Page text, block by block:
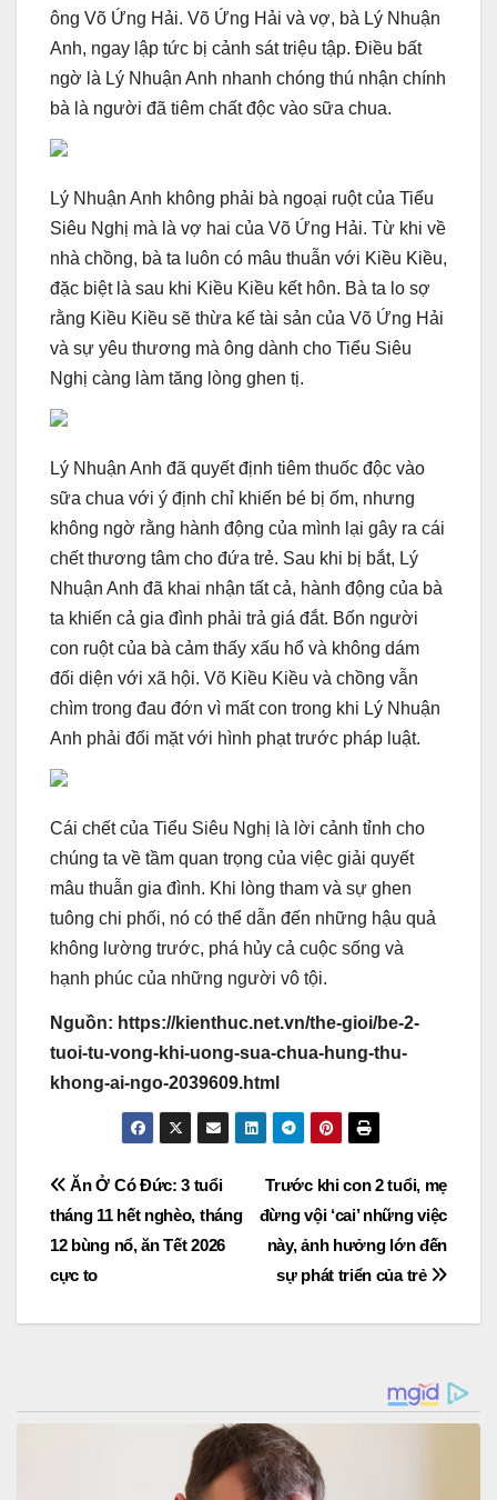
ông Võ Ứng Hải. Võ Ứng Hải và vợ, bà Lý Nhuận
Anh, ngay lập tức bị cảnh sát triệu tập. Điều bất
ngờ là Lý Nhuận Anh nhanh chóng thú nhận chính
bà là người đã tiêm chất độc vào sữa chua.
Lý Nhuận Anh không phải bà ngoại ruột của Tiểu
Siêu Nghị mà là vợ hai của Võ Ứng Hải. Từ khi về
nhà chồng, bà ta luôn có mâu thuẫn với Kiều Kiều,
đặc biệt là sau khi Kiều Kiều kết hôn. Bà ta lo sợ
rằng Kiều Kiều sẽ thừa kế tài sản của Võ Ứng Hải
và sự yêu thương mà ông dành cho Tiểu Siêu
Nghị càng làm tăng lòng ghen tị.
Lý Nhuận Anh đã quyết định tiêm thuốc độc vào
sữa chua với ý định chỉ khiến bé bị ốm, nhưng
không ngờ rằng hành động của mình lại gây ra cái
chết thương tâm cho đứa trẻ. Sau khi bị bắt, Lý
Nhuận Anh đã khai nhận tất cả, hành động của bà
ta khiến cả gia đình phải trả giá đắt. Bốn người
con ruột của bà cảm thấy xấu hổ và không dám
đối diện với xã hội. Võ Kiều Kiều và chồng vẫn
chìm trong đau đớn vì mất con trong khi Lý Nhuận
Anh phải đối mặt với hình phạt trước pháp luật.
Cái chết của Tiểu Siêu Nghị là lời cảnh tỉnh cho
chúng ta về tầm quan trọng của việc giải quyết
mâu thuẫn gia đình. Khi lòng tham và sự ghen
tuông chi phối, nó có thể dẫn đến những hậu quả
không lường trước, phá hủy cả cuộc sống và
hạnh phúc của những người vô tội.
Nguồn: https://kienthuc.net.vn/the-gioi/be-2-
tuoi-tu-vong-khi-uong-sua-chua-hung-thu-
khong-ai-ngo-2039609.html
Post
navigation
Trước khi con 2 tuổi, mẹ
đừng vội ‘cai’ những việc
này, ảnh hưởng lớn đến
sự phát triển của trẻ
Ăn Ở Có Đức: 3 tuổi
tháng 11 hết nghèo, tháng
12 bùng nổ, ăn Tết 2026
cực to